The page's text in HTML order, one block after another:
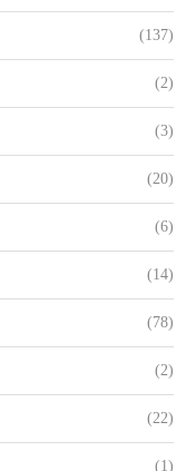
(137)
(2)
(3)
(20)
(6)
(14)
(78)
(2)
(22)
(1)